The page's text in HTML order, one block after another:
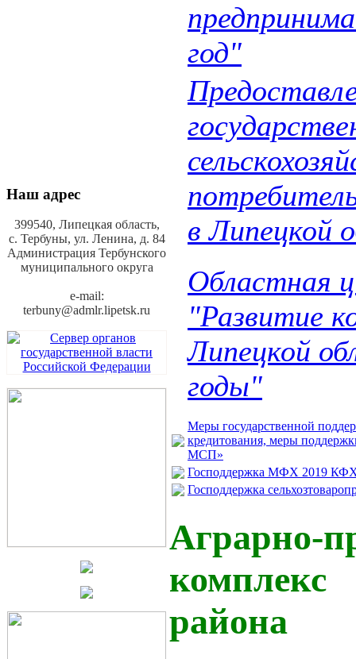
Наш адрес
399540, Липецкая область,
с. Тербуны, ул. Ленина, д. 84
Администрация Тербунского
муниципального округа
e-mail:
terbuny@admlr.lipetsk.ru
год"
в Липецкой
Областная
"Развитие
Липецкой
годы"
Меры государственной
кредитования, меры
МСП»
Господдержка МФХ 2019
Господдержка
Аграрно-
района